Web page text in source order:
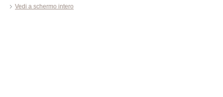
Vedi a schermo intero